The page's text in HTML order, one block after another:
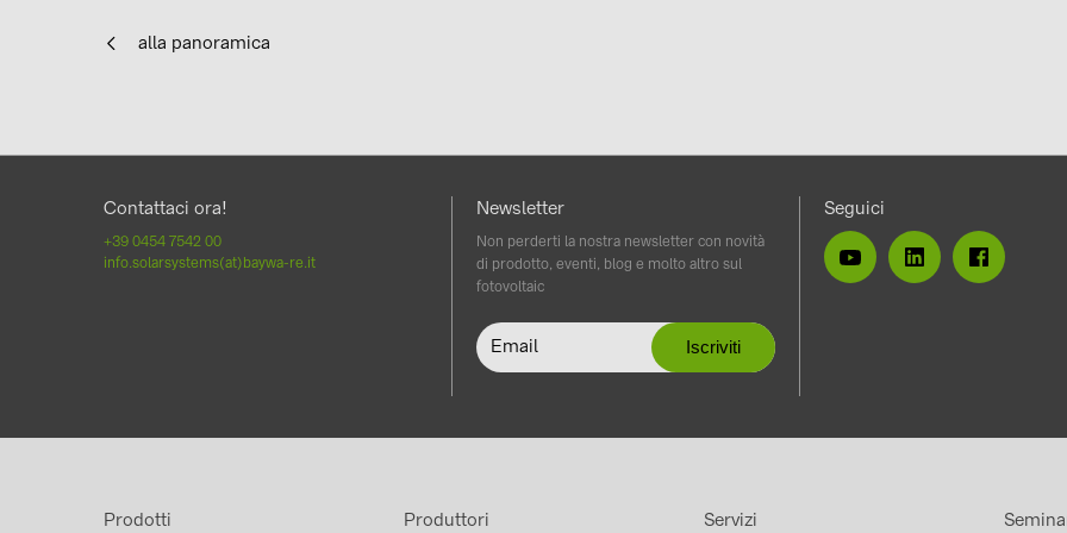
alla panoramica
Contattaci ora!
+39 0454 7542 00
info.solarsystems(at)baywa-re.it
Newsletter
Non perderti la nostra newsletter con novità
di prodotto, eventi, blog e molto altro sul
fotovoltaic
Seguici
Prodotti Produttori Servizi